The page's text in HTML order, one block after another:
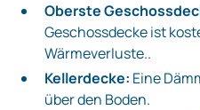
Oberste
Geschossdecke ist
Wärmeverluste..
Kellerdecke: Eine
über den Boden.